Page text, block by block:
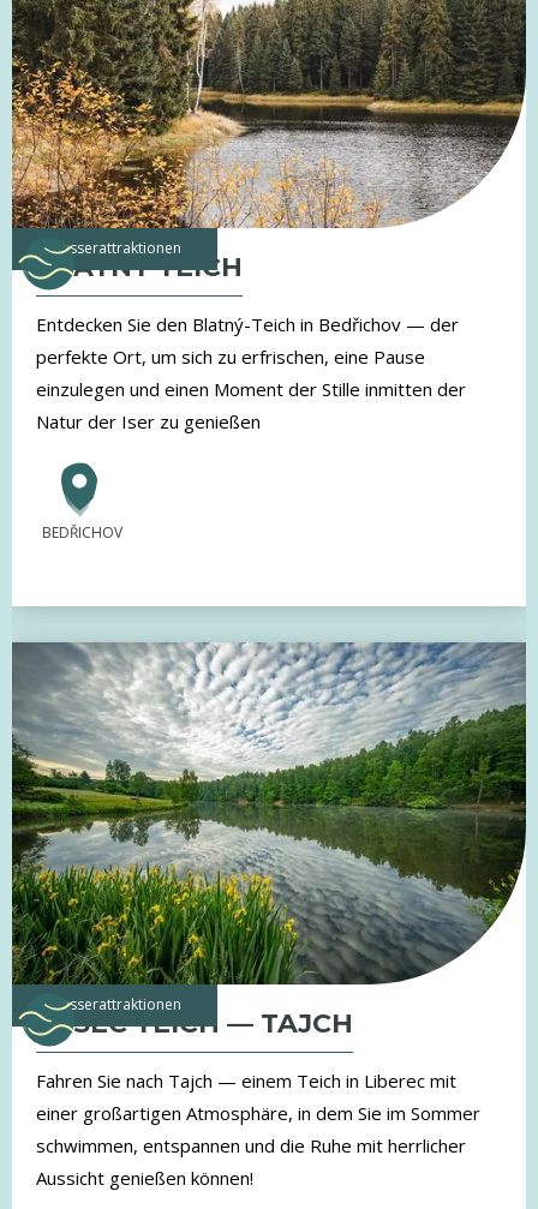
Wasserattraktionen
BLATNY-TEICH
Entdecken Sie den Blatný-Teich in Bedřichov — der
perfekte Ort, um sich zu erfrischen, eine Pause
einzulegen und einen Moment der Stille inmitten der
Natur der Iser zu genießen
BEDŘICHOV
Wasserattraktionen
VESEC TEICH — TAJCH
Fahren Sie nach Tajch — einem Teich in Liberec mit
einer großartigen Atmosphäre, in dem Sie im Sommer
schwimmen, entspannen und die Ruhe mit herrlicher
Aussicht genießen können!